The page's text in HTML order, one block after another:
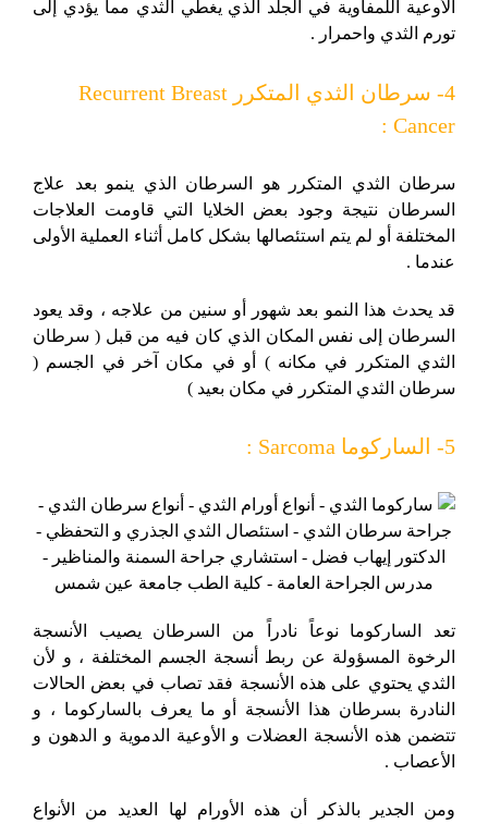
الأوعية اللمفاوية في الجلد الذي يغطي الثدي مما يؤدي إلى
تورم الثدي واحمرار .
4- سرطان الثدي المتكرر Recurrent Breast
Cancer :
سرطان الثدي المتكرر هو السرطان الذي ينمو بعد علاج
السرطان نتيجة وجود بعض الخلايا التي قاومت العلاجات
المختلفة أو لم يتم استئصالها بشكل كامل أثناء العملية الأولى
عندما .
قد يحدث هذا النمو بعد شهور أو سنين من علاجه ، وقد يعود
السرطان إلى نفس المكان الذي كان فيه من قبل ( سرطان
الثدي المتكرر في مكانه ) أو في مكان آخر في الجسم (
سرطان الثدي المتكرر في مكان بعيد )
5- الساركوما Sarcoma :
تعد الساركوما نوعاً نادراً من السرطان يصيب الأنسجة
الرخوة المسؤولة عن ربط أنسجة الجسم المختلفة ، و لأن
الثدي يحتوي على هذه الأنسجة فقد تصاب في بعض الحالات
النادرة بسرطان هذا الأنسجة أو ما يعرف بالساركوما ، و
تتضمن هذه الأنسجة العضلات و الأوعية الدموية و الدهون و
الأعصاب .
ومن الجدير بالذكر أن هذه الأورام لها العديد من الأنواع